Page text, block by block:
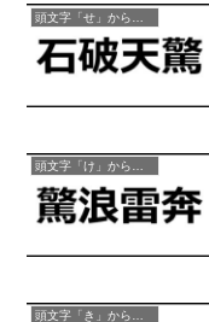
頭文字「け」から始まる四字熟語